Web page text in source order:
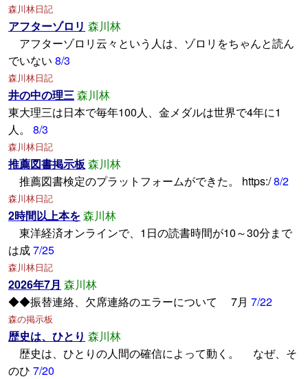
森川林日記
アフターゾロリ 森川林
アフターゾロリ云々という人は、ゾロリをちゃんと読ん
でいない 8/3
森川林日記
井の中の理三森川林
東大理三は日本で毎年100人、金メダルは世界で4年に1
人。 8/3
森川林日記
推薦図書掲示板森川林
推薦図書検定のプラットフォームができた。 https:/8/2
森川林日記
2時間以上本を森川林
東洋経済オンラインで、1日の読書時間が10～30分まで
は成7/25
森川林日記
2026年7月 森川林
◆◆振替連絡、欠席連絡のエラーについて 7月 7/22
森の掲示板
歴史は、ひとり 森川林
歴史は、ひとりの人間の確信によって動く。 なぜ、そ
のひ 7/20